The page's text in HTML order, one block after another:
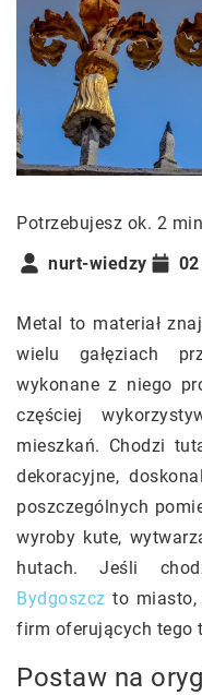
Potrzebujesz ok. 2
nurt-wiedzy
Metal to materiał
wielu gałęziach
wykonane z niego
częściej
mieszkań. Chodzi
dekoracyjne,
poszczególnych
wyroby kute,
hutach. Jeśli
Bydgoszcz to miasto,
firm oferujących tego
Postaw na